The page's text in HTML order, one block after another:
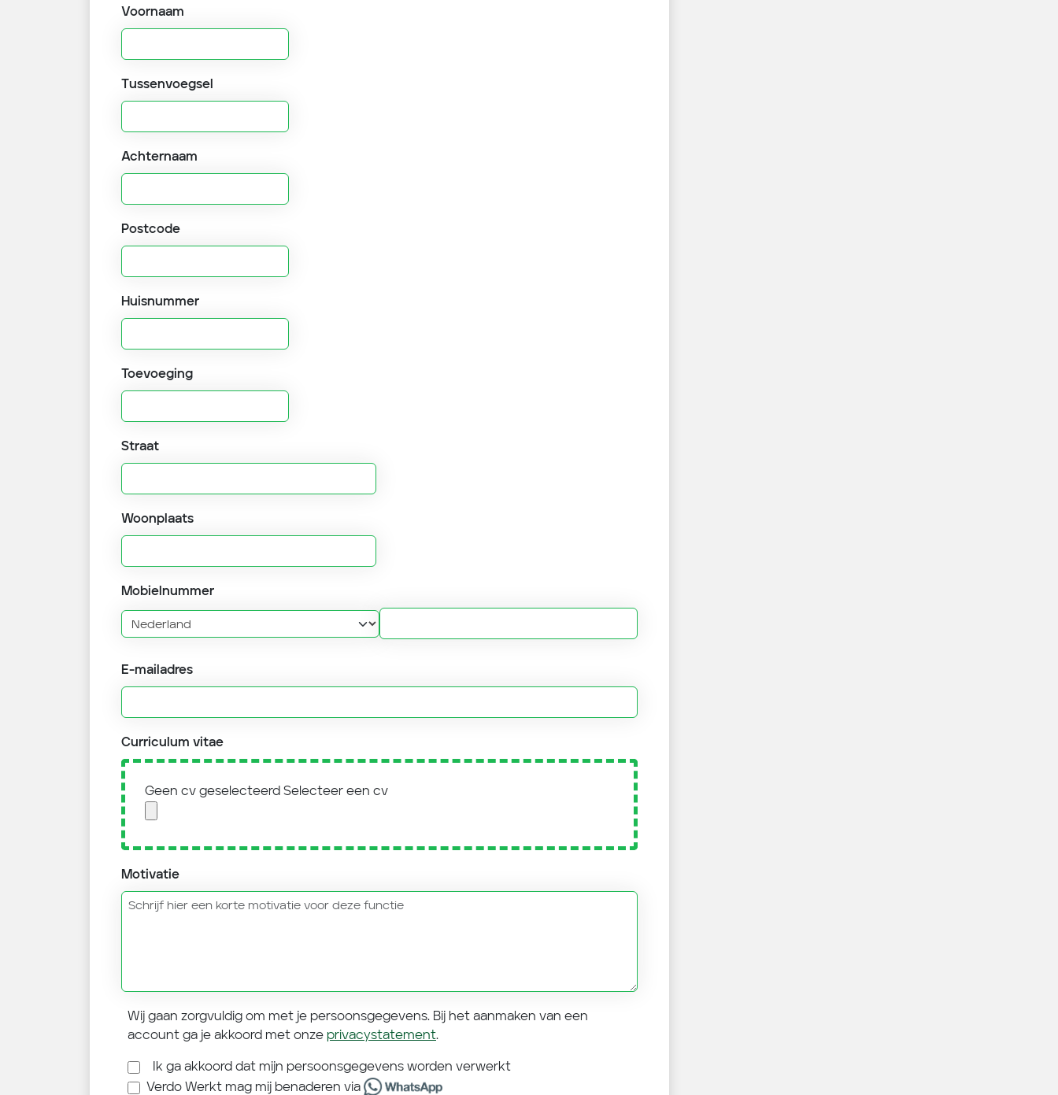
Voornaam
Tussenvoegsel
Achternaam
Postcode
Huisnummer
Toevoeging
Straat
Woonplaats
Mobielnummer
E-mailadres
Curriculum vitae
Geen cv geselecteerd Selecteer een cv
Motivatie
Wij gaan zorgvuldig om met je persoonsgegevens. Bij het aanmaken van een
account ga je akkoord met onze privacystatement.
Ik ga akkoord dat mijn persoonsgegevens worden verwerkt
Verdo Werkt mag mij benaderen via